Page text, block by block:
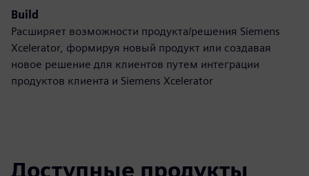
Build
Расширяет возможности продукта/решения Siemens
Xcelerator, формируя новый продукт или создавая
новое решение для клиентов путем интеграции
продуктов клиента и Siemens Xcelerator
Доступные продукты